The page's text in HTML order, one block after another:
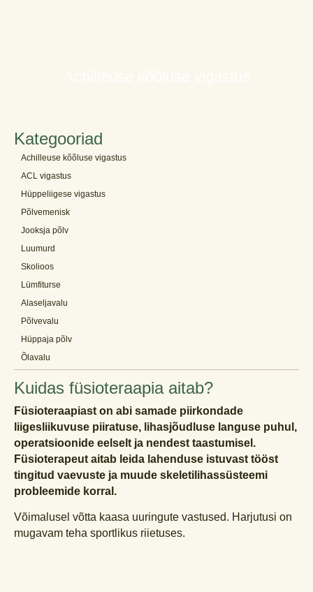
Kategooriad
Achilleuse kõõluse vigastus
ACL vigastus
Hüppeliigese vigastus
Põlvemenisk
Jooksja põlv
Luumurd
Skolioos
Lümfiturse
Alaseljavalu
Põlvevalu
Hüppaja põlv
Õlavalu
Kuidas füsioteraapia aitab?
Füsioteraapiast on abi samade piirkondade
liigesliikuvuse piiratuse, lihasjõudluse languse puhul,
operatsioonide eelselt ja nendest taastumisel.
Füsioterapeut aitab leida lahenduse istuvast tööst
tingitud vaevuste ja muude skeletilihassüsteemi
probleemide korral.
Võimalusel võtta kaasa uuringute vastused. Harjutusi on
mugavam teha sportlikus riietuses.